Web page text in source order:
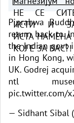
Piprahwa
return back to
the Indian govt
in Hong Kong,
UK. Godrej
ntl
pic.twitter.com/
— Sidhant Sibal